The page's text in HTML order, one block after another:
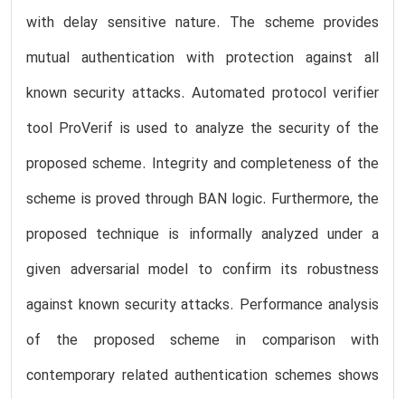
with delay sensitive nature. The scheme provides
mutual authentication with protection against all
known security attacks. Automated protocol verifier
tool ProVerif is used to analyze the security of the
proposed scheme. Integrity and completeness of the
scheme is proved through BAN logic. Furthermore, the
proposed technique is informally analyzed under a
given adversarial model to confirm its robustness
against known security attacks. Performance analysis
of the proposed scheme in comparison with
contemporary related authentication schemes shows